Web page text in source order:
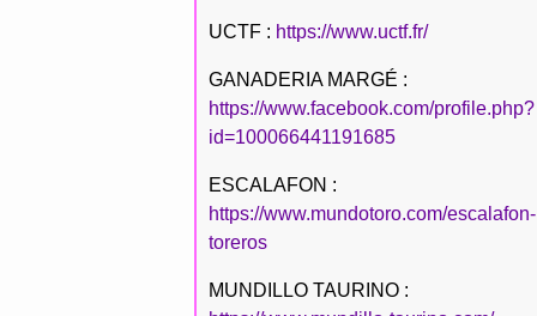
UCTF : https://www.uctf.fr/
GANADERIA MARGÉ :
https://www.facebook.com/profile.php?
id=100066441191685
ESCALAFON :
https://www.mundotoro.com/escalafon-
toreros
MUNDILLO TAURINO :